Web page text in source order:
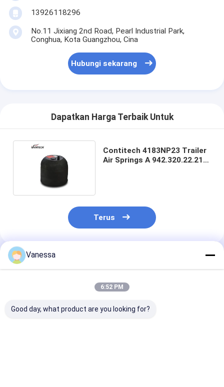
13926118296
No.11 Jixiang 2nd Road, Pearl Industrial Park,
Conghua, Kota Guangzhou, Cina
Hubungi sekarang
Dapatkan Harga Terbaik Untuk
Contitech 4183NP23 Trailer
Air Springs A 942.320.22.21
Terus
Rekomendasi Produk
Vanessa
6:52 PM
Good day, what product are you looking for?